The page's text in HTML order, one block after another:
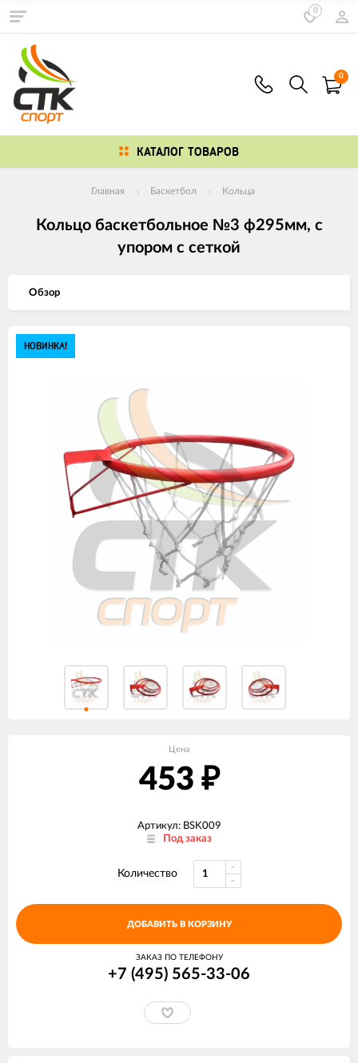
0
0
КАТАЛОГ ТОВАРОВ
Главная Баскетбол Кольца
Кольцо баскетбольное №3 ф295мм, с
упором с сеткой
Обзор
Изображения
НОВИНКА!
Цена
453 ₽
Артикул: BSK009
Под заказ
Количество
ДОБАВИТЬ В КОРЗИНУ
ЗАКАЗ ПО ТЕЛЕФОНУ
+7 (495) 565-33-06